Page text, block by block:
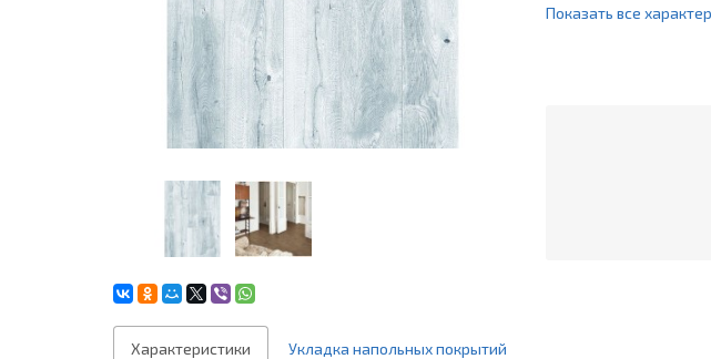
Показать все
Характеристики Укладка напольных покрытий